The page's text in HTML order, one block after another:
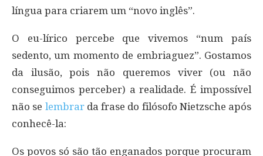
língua para criarem um “novo inglês”.
O eu-lírico percebe que vivemos “num país
sedento, um momento de embriaguez”. Gostamos
da ilusão, pois não queremos viver (ou não
conseguimos perceber) a realidade. É impossível
não se lembrarda frase do filósofo Nietzsche após
conhecê-la:
Os povos só são tão enganados porque procuram